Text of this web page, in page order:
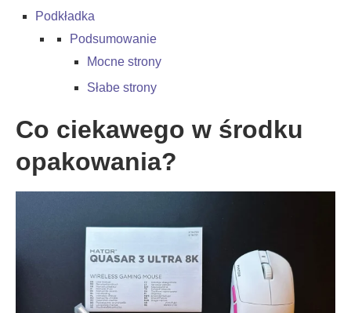
Podkładka
Podsumowanie
Mocne strony
Słabe strony
Co ciekawego w środku
opakowania?